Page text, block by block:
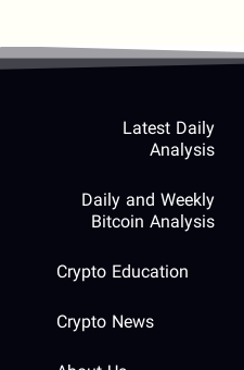
Latest Daily
Analysis
Daily and Weekly
Bitcoin Analysis
Crypto Education
Crypto News